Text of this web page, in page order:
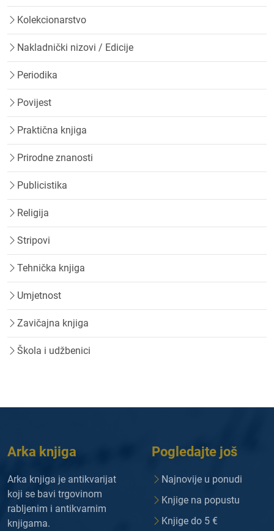
Kolekcionarstvo
Nakladnički nizovi / Edicije
Periodika
Povijest
Praktična knjiga
Prirodne znanosti
Publicistika
Religija
Stripovi
Tehnička knjiga
Umjetnost
Zavičajna knjiga
Škola i udžbenici
Arka knjiga
Arka knjiga je antikvarijat
koji se bavi trgovinom
rabljenim i antikvarnim
knjigama.
Pogledajte još
Najnovije u ponudi
Knjige na popustu
Knjige do 5 €